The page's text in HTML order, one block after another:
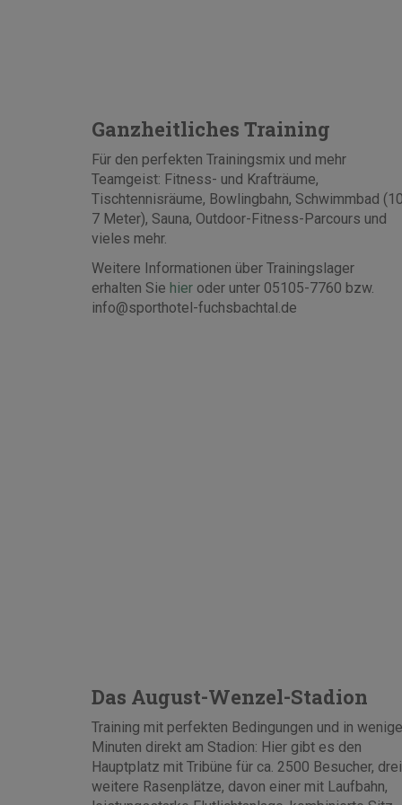
Ganzheitliches Training
Für den perfekten Trainingsmix und mehr
Teamgeist: Fitness- und Krafträume,
Tischtennisräume, Bowlingbahn, Schwimmbad
7 Meter), Sauna, Outdoor-Fitness-Parcours und
vieles mehr.
Weitere Informationen über Trainingslager
erhalten Sie hier oder unter 05105-7760 bzw.
info@sporthotel-fuchsbachtal.de
Das August-Wenzel-Stadion
Training mit perfekten Bedingungen und in
Minuten direkt am Stadion: Hier gibt es den
Hauptplatz mit Tribüne für ca. 2500 Besucher, drei
weitere Rasenplätze, davon einer mit Laufbahn,